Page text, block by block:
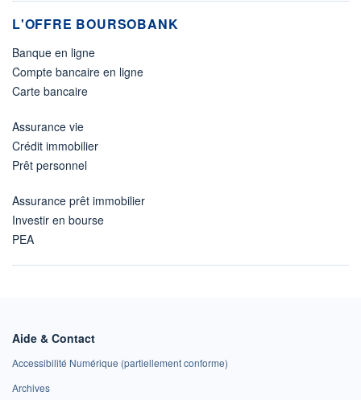
L'OFFRE BOURSOBANK
Banque en ligne
Compte bancaire en ligne
Carte bancaire
Assurance vie
Crédit immobilier
Prêt personnel
Assurance prêt immobilier
Investir en bourse
PEA
Aide & Contact
Accessibilité Numérique (partiellement conforme)
Archives